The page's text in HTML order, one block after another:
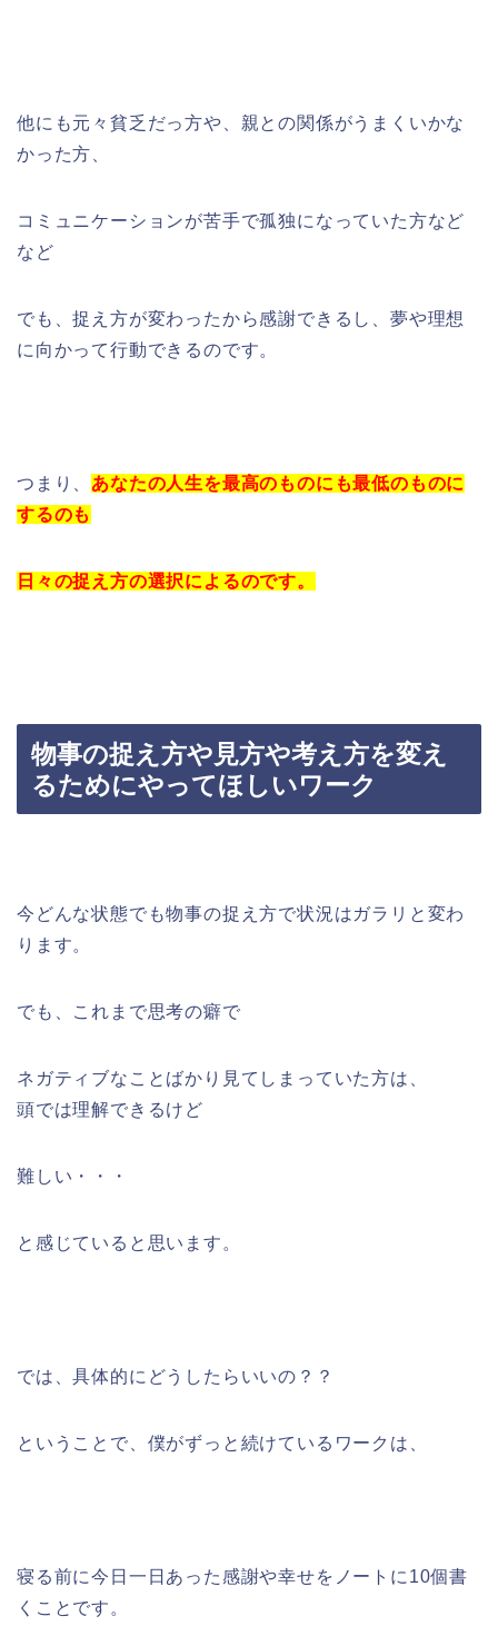
他にも元々貧乏だっ方や、親との関係がうまくいかな
かった方、
コミュニケーションが苦手で孤独になっていた方など
など
でも、捉え方が変わったから感謝できるし、夢や理想
に向かって行動できるのです。
つまり、 あなたの人生を最高のものにも最低のものに
するのも
日々の捉え方の選択によるのです。
物事の捉え方や見方や考え方を変え
るためにやってほしいワーク
今どんな状態でも物事の捉え方で状況はガラリと変わ
ります。
でも、これまで思考の癖で
ネガティブなことばかり見てしまっていた方は、
頭では理解できるけど
難しい・・・
と感じていると思います。
では、具体的にどうしたらいいの？？
ということで、僕がずっと続けているワークは、
寝る前に今日一日あった感謝や幸せをノートに10個書
くことです。